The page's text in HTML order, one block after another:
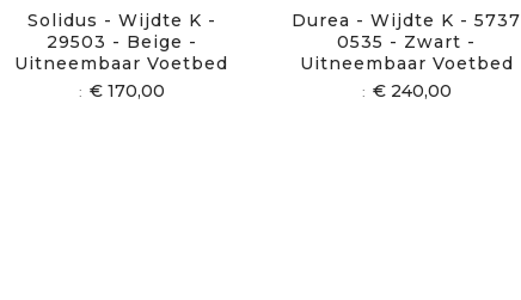
Solidus - Wijdte K -
29503 - Beige -
Uitneembaar Voetbed
€ 170,00
Durea - Wijdte K - 5737
0535 - Zwart -
Uitneembaar Voetbed
€ 240,00